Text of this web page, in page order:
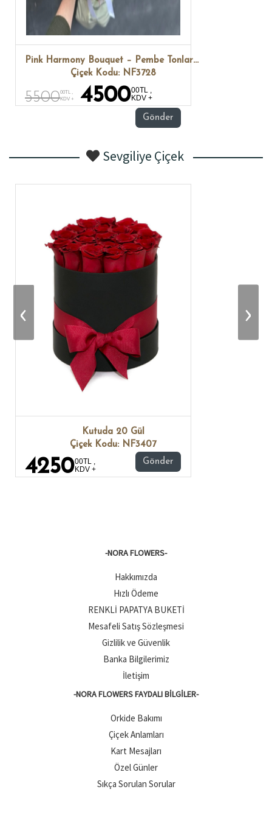
Pink Harmony Bouquet – Pembe Tonlarda Karışık Buket
Çiçek Kodu: NF3728
550000TL ,
KDV +
450000TL ,
KDV +
Gönder
Sevgiliye Çiçek
Kutuda 20 Gül
Çiçek Kodu: NF3407
425000TL ,
KDV +
Gönder
‹ ›
-NORA FLOWERS-
Hakkımızda
Hızlı Ödeme
RENKLİ PAPATYA BUKETİ
Mesafeli Satış Sözleşmesi
Gizlilik ve Güvenlik
Banka Bilgilerimiz
İletişim
-NORA FLOWERS FAYDALI BILGILER-
Orkide Bakımı
Çiçek Anlamları
Kart Mesajları
Özel Günler
Sıkça Sorulan Sorular